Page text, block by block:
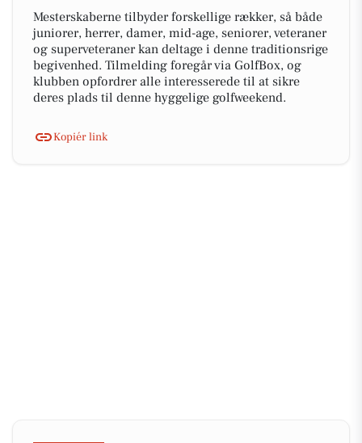
Mesterskaberne tilbyder forskellige rækker, så både
juniorer, herrer, damer, mid-age, seniorer, veteraner
og superveteraner kan deltage i denne traditionsrige
begivenhed. Tilmelding foregår via GolfBox, og
klubben opfordrer alle interesserede til at sikre
deres plads til denne hyggelige golfweekend.
Kopiér link